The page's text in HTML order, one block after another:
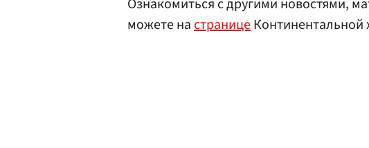
Ознакомиться с другими новостями,
можете настраницеКонтинентальной